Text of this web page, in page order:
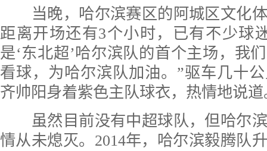
当晚，哈尔滨赛区的阿城区文化
距离开场还有3个小时，已有不少球
是‘东北超’哈尔滨队的首个主场，我
看球，为哈尔滨队加油。”驱车几十
齐帅阳身着紫色主队球衣，热情地说道
虽然目前没有中超球队，但哈尔
情从未熄灭。2014年，哈尔滨毅腾队